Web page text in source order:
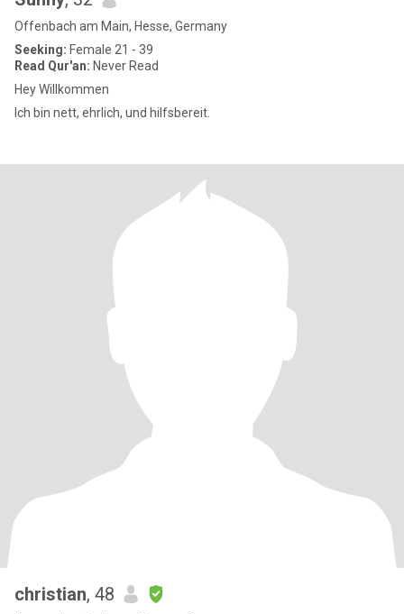
Offenbach am Main, Hesse, Germany
Seeking: Female 21 - 39
Read Qur'an: Never Read
Hey Willkommen
Ich bin nett, ehrlich, und hilfsbereit.
christian, 48